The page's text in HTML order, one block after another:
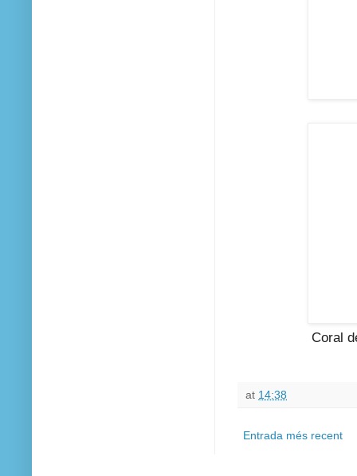
Coral
at 14:38
Entrada més recent